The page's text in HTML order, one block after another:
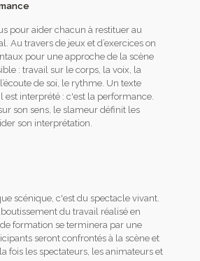
pour aider chacun à restituer au
Au travers de jeux et d’exercices on
pour une approche de la scène
: travail sur le corps, la voix, la
de soi, le rythme. Un texte
est interprété : c'est la performance.
son sens, le slameur définit les
son interprétation.
scénique, c'est du spectacle vivant.
du travail réalisé en
formation se terminera par une
seront confrontés à la scène et
fois les spectateurs, les animateurs et